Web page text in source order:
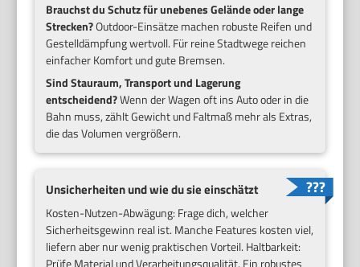
Brauchst du Schutz für unebenes Gelände oder lange
Strecken?Outdoor-Einsätze machen robuste Reifen und
Gestelldämpfung wertvoll. Für reine Stadtwege reichen
einfacher Komfort und gute Bremsen.
Sind Stauraum, Transport und Lagerung
entscheidend?Wenn der Wagen oft ins Auto oder in die
Bahn muss, zählt Gewicht und Faltmaß mehr als Extras,
die das Volumen vergrößern.
Unsicherheiten und wie du sie einschätzt
Kosten-Nutzen-Abwägung: Frage dich, welcher
Sicherheitsgewinn real ist. Manche Features kosten viel,
liefern aber nur wenig praktischen Vorteil. Haltbarkeit:
Prüfe Material und Verarbeitungsqualität. Ein robustes